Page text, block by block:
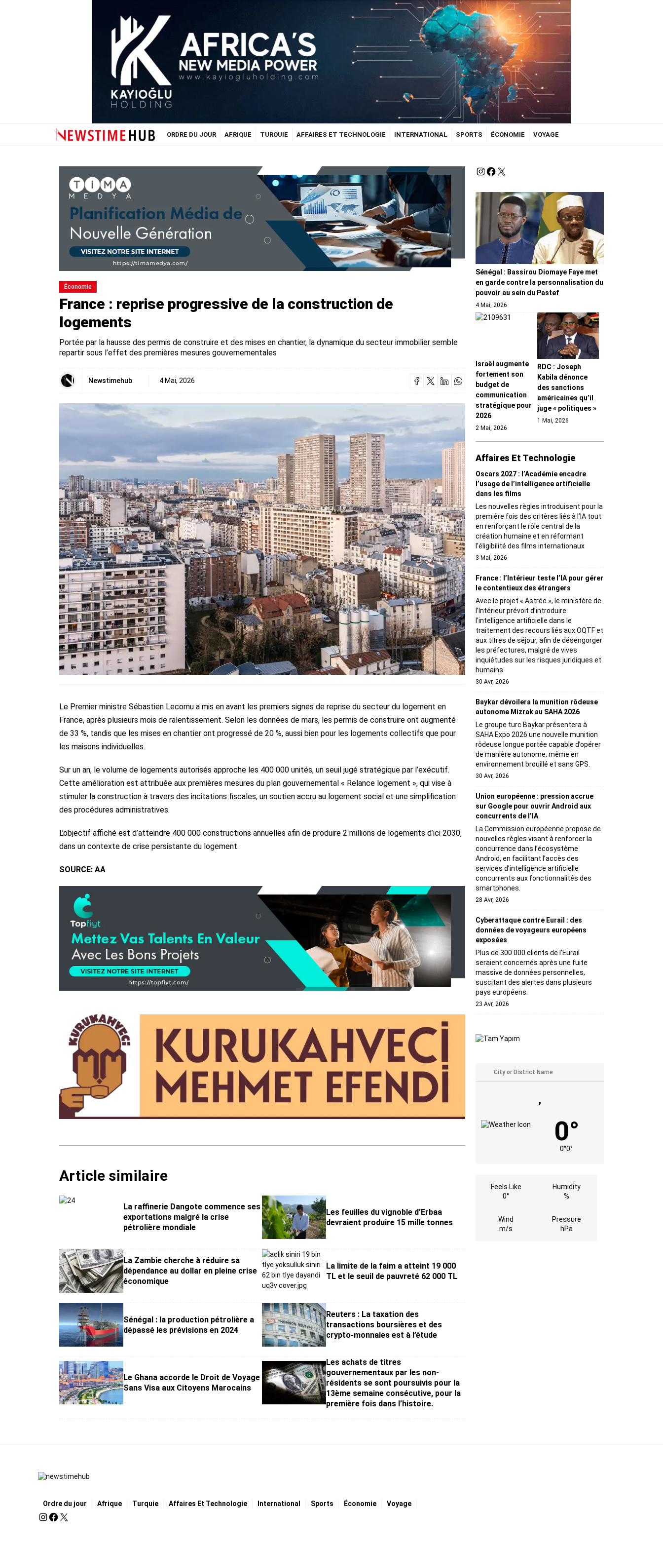
ORDRE DU JOUR AFRIQUE TURQUIE AFFAIRES ET TECHNOLOGIE INTERNATIONAL SPORTS ÉCONOMIE VOYAGE
Économie
France : reprise progressive de la construction de
logements
Portée par la hausse des permis de construire et des mises en chantier, la dynamique du secteur immobilier semble
repartir sous l’effet des premières mesures gouvernementales
Newstimehub 4 Mai, 2026
Le Premier ministre Sébastien Lecornua mis en avant les premiers signes de reprise du secteur du logement en
France, après plusieurs mois de ralentissement. Selon les données de mars, les permis de construire ont augmenté
de 33 %, tandis que les mises en chantier ont progressé de 20 %, aussi bien pour les logements collectifs que pour
les maisons individuelles.
Sur un an, le volume de logements autorisés approche les 400 000 unités, un seuil jugé stratégique par l’exécutif.
Cette amélioration est attribuée aux premières mesures du plan gouvernemental « Relance logement », qui vise à
stimuler la construction à travers des incitations fiscales, un soutien accru au logement social et une simplification
des procédures administratives.
L’objectif affiché est d’atteindre 400 000 constructions annuelles afin de produire 2 millions de logements d’ici 2030,
dans un contexte de crise persistante du logement.
SOURCE: AA
Article similaire
La raffinerie Dangote commence ses
exportations malgré la crise
pétrolière mondiale
Les feuilles du vignoble d’Erbaa
devraient produire 15 mille tonnes
La Zambie cherche à réduire sa
dépendance au dollar en pleine crise
économique
La limite de la faim a atteint 19 000
TL et le seuil de pauvreté 62 000 TL
Sénégal : la production pétrolière a
dépassé les prévisions en 2024
Reuters : La taxation des
transactions boursières et des
crypto-monnaies est à l’étude
Le Ghana accorde le Droit de Voyage
Sans Visa aux Citoyens Marocains
Les achats de titres
gouvernementaux par les non-
résidents se sont poursuivis pour la
13ème semaine consécutive, pour la
première fois dans l’histoire.
Sénégal : Bassirou Diomaye Faye met
en garde contre la personnalisation du
pouvoir au sein du Pastef
4 Mai, 2026
Israël augmente
fortement son
budget de
communication
stratégique pour
2026
2 Mai, 2026
RDC : Joseph
Kabila dénonce
des sanctions
américaines qu’il
juge « politiques »
1 Mai, 2026
Affaires Et Technologie
Oscars 2027 : l’Académie encadre
l’usage de l’intelligence artificielle
dans les films
Les nouvelles règles introduisent pour la
première fois des critères liés à l’IA tout
en renforçant le rôle central de la
création humaine et en réformant
l’éligibilité des films internationaux
3 Mai, 2026
France : l’Intérieur teste l’IA pour gérer
le contentieux des étrangers
Avec le projet « Astrée », le ministère de
l’Intérieur prévoit d’introduire
l’intelligence artificielle dans le
traitement des recours liés aux OQTF et
aux titres de séjour, afin de désengorger
les préfectures, malgré de vives
inquiétudes sur les risques juridiques et
humains.
30 Avr, 2026
Baykar dévoilera la munition rôdeuse
autonome Mizrak au SAHA 2026
Le groupe turc Baykar présentera à
SAHA Expo 2026 une nouvelle munition
rôdeuse longue portée capable d’opérer
de manière autonome, même en
environnement brouillé et sans GPS.
30 Avr, 2026
Union européenne : pression accrue
sur Google pour ouvrir Android aux
concurrents de l’IA
La Commission européenne propose de
nouvelles règles visant à renforcer la
concurrence dans l’écosystème
Android, en facilitant l’accès des
services d’intelligence artificielle
concurrents aux fonctionnalités des
smartphones.
28 Avr, 2026
Cyberattaque contre Eurail : des
données de voyageurs européens
exposées
Plus de 300 000 clients de l’Eurail
seraient concernés après une fuite
massive de données personnelles,
suscitant des alertes dans plusieurs
pays européens.
23 Avr, 2026
,
0°
0°0°
Feels Like
0°
Humidity
%
Wind
m/s
Pressure
hPa
Ordre du jour Afrique Turquie Affaires Et Technologie International Sports Économie Voyage